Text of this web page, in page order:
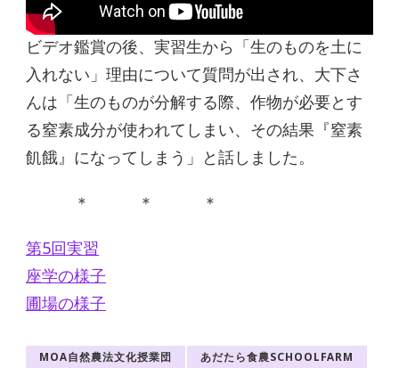
ビデオ鑑賞の後、実習生から「生のものを土に
入れない」理由について質問が出され、大下さ
んは「生のものが分解する際、作物が必要とす
る窒素成分が使われてしまい、その結果『窒素
飢餓』になってしまう」と話しました。
＊ ＊ ＊
第5回実習
座学の様子
圃場の様子
MOA自然農法文化授業団 あだたら食農SCHOOLFARM